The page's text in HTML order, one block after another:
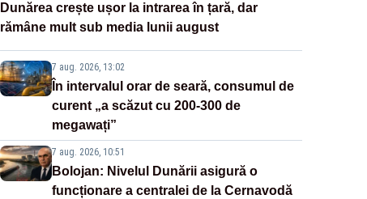
Dunărea crește ușor la intrarea în țară, dar
rămâne mult sub media lunii august
7 aug. 2026, 13:02
În intervalul orar de seară, consumul de
curent „a scăzut cu 200-300 de
megawați”
7 aug. 2026, 10:51
Bolojan: Nivelul Dunării asigură o
funcționare a centralei de la Cernavodă